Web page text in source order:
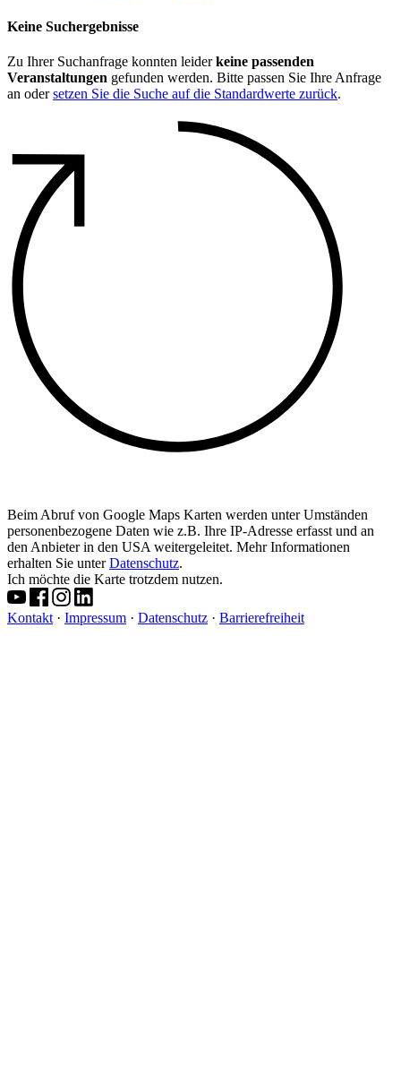
Keine Suchergebnisse
Zu Ihrer Suchanfrage konnten leiderkeine passenden
Veranstaltungen gefunden werden. Bitte passen Sie Ihre Anfrage
an odersetzen Sie die Suche auf die Standardwerte zurück.
Beim Abruf von Google Maps Karten werden unter Umständen
personenbezogene Daten wie z.B. Ihre IP-Adresse erfasst und an
den Anbieter in den USA weitergeleitet. Mehr Informationen
erhalten Sie unterDatenschutz.
Ich möchte die Karte trotzdem nutzen.
Kontakt · Impressum · Datenschutz · Barrierefreiheit